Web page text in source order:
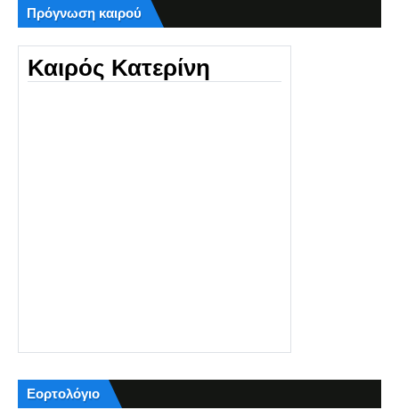
Πρόγνωση καιρού
Καιρός Κατερίνη
Εορτολόγιο